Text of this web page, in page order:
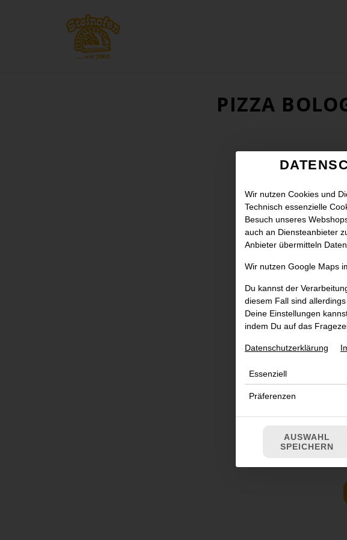
PIZZA
Wir nutzen Cookies und
Technisch essenzielle
Besuch unseres
auch an Diensteanbieter
Anbieter übermitteln
Wir nutzen Google Maps
Du kannst der
diesem Fall sind
Deine Einstellungen
indem Du auf das
Datenschutzerklärung
Essenziell
Präferenzen
AUSWAHL
SPEICHERN